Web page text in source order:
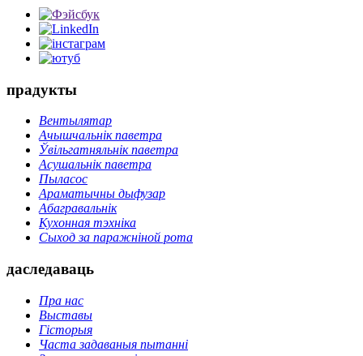
прадукты
Вентылятар
Ачышчальнік паветра
Ўвільгатняльнік паветра
Асушальнік паветра
Пыласос
Араматычны дыфузар
Абагравальнік
Кухонная тэхніка
Сыход за паражніной рота
даследаваць
Пра нас
Выставы
Гісторыя
Часта задаваныя пытанні